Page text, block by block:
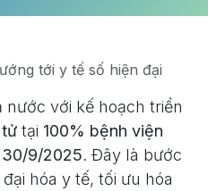
tới y tế số hiện đại
nước với kế hoạch triển
tại 100% bệnh viện
30/9/2025. Đây là bước
hóa y tế, tối ưu hóa